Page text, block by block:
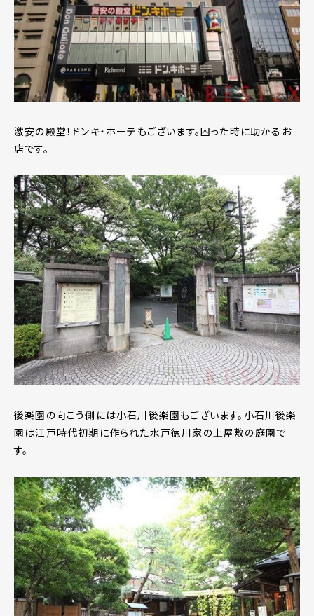
激安の殿堂！ドンキ・ホーテもございます。困った時に助かるお
店です。
後楽園の向こう側には小石川後楽園もございます。小石川後楽
園は江戸時代初期に作られた水戸徳川家の上屋敷の庭園で
す。